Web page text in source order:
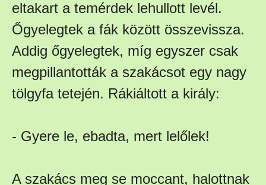
eltakart a temérdek lehullott levél.
Őgyelegtek a fák között összevissza.
Addig őgyelegtek, míg egyszer csak
megpillantották a szakácsot egy nagy
tölgyfa tetején. Rákiáltott a király:
- Gyere le, ebadta, mert lelőlek!
A szakács meg se moccant, halottnak